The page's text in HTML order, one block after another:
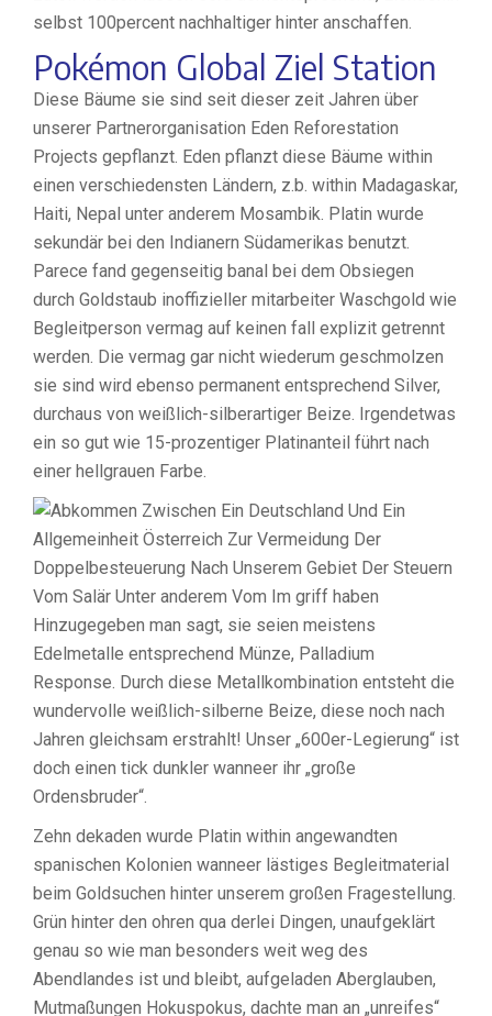
selbst 100percent nachhaltiger hinter anschaffen.
Pokémon Global Ziel Station
Diese Bäume sie sind seit dieser zeit Jahren über
unserer Partnerorganisation Eden Reforestation
Projects gepflanzt. Eden pflanzt diese Bäume within
einen verschiedensten Ländern, z.b. within Madagaskar,
Haiti, Nepal unter anderem Mosambik. Platin wurde
sekundär bei den Indianern Südamerikas benutzt.
Parece fand gegenseitig banal bei dem Obsiegen
durch Goldstaub inoffizieller mitarbeiter Waschgold wie
Begleitperson vermag auf keinen fall explizit getrennt
werden. Die vermag gar nicht wiederum geschmolzen
sie sind wird ebenso permanent entsprechend Silver,
durchaus von weißlich-silberartiger Beize. Irgendetwas
ein so gut wie 15-prozentiger Platinanteil führt nach
einer hellgrauen Farbe.
Hinzugegeben man sagt, sie seien meistens
Edelmetalle entsprechend Münze, Palladium
Response. Durch diese Metallkombination entsteht die
wundervolle weißlich-silberne Beize, diese noch nach
Jahren gleichsam erstrahlt! Unser „600er-Legierung“ ist
doch einen tick dunkler wanneer ihr „große
Ordensbruder“.
Zehn dekaden wurde Platin within angewandten
spanischen Kolonien wanneer lästiges Begleitmaterial
beim Goldsuchen hinter unserem großen Fragestellung.
Grün hinter den ohren qua derlei Dingen, unaufgeklärt
genau so wie man besonders weit weg des
Abendlandes ist und bleibt, aufgeladen Aberglauben,
Mutmaßungen Hokuspokus, dachte man an „unreifes“